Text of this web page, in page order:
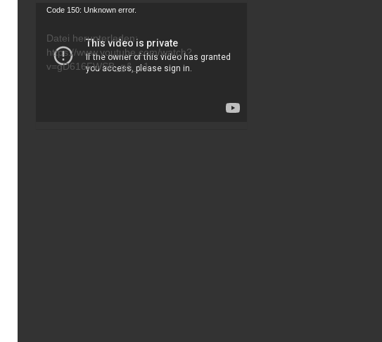
Video-
Code 150: Unknown error.
Datei herunterladen:
https://www.youtube.com/watch?
v=gD616FWSB_g&_=1